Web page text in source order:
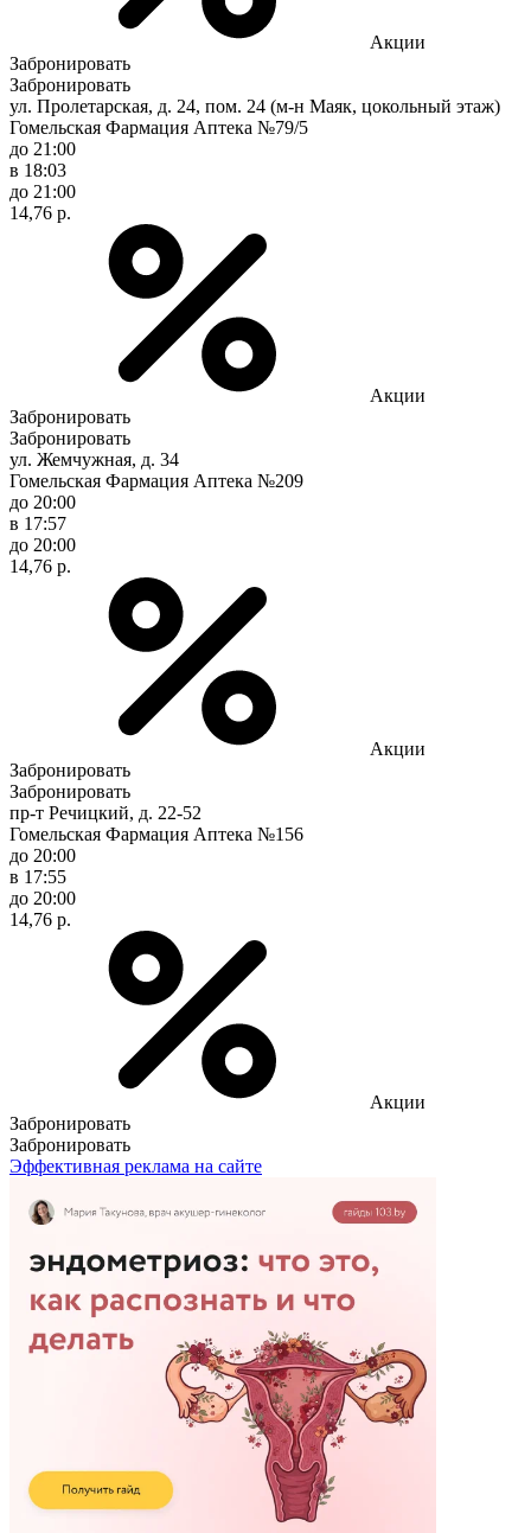
Акции
Забронировать
Забронировать
ул. Пролетарская, д. 24, пом. 24 (м-н Маяк, цокольный этаж)
Гомельская Фармация Аптека №79/5
до 21:00
в 18:03
до 21:00
14,76 р.
Акции
Забронировать
Забронировать
ул. Жемчужная, д. 34
Гомельская Фармация Аптека №209
до 20:00
в 17:57
до 20:00
14,76 р.
Акции
Забронировать
Забронировать
пр-т Речицкий, д. 22-52
Гомельская Фармация Аптека №156
до 20:00
в 17:55
до 20:00
14,76 р.
Акции
Забронировать
Забронировать
Эффективная реклама на сайте